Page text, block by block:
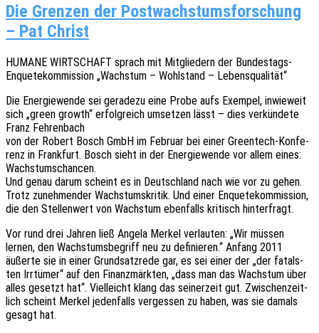
Die Grenzen der Postwachstumsforschung
– Pat Christ
HUMANE WIRTSCHAFT sprach mit Mitglie­dern der Bundes­tags-
Enquete­kom­mis­si­on „Wachs­tum – Wohl­stand – Lebensqualität“
Die Ener­gie­wen­de sei gera­de­zu eine Probe aufs Exem­pel, inwie­weit
sich „green growth“ erfolg­reich umset­zen lässt – dies verkün­de­te
Franz Fehrenbach
von der Robert Bosch GmbH im Febru­ar bei einer Green­tech-Konfe­
renz in Frank­furt. Bosch sieht in der Ener­gie­wen­de vor allem eines:
Wachstumschancen.
Und genau darum scheint es in Deutsch­land nach wie vor zu gehen.
Trotz zuneh­men­der Wachs­tums­kri­tik. Und einer Enquete­kom­mis­si­on,
die den Stel­len­wert von Wachs­tum eben­falls kritisch hinterfragt.
Vor rund drei Jahren ließ Angela Merkel verlau­ten: „Wir müssen
lernen, den Wachs­tums­be­griff neu zu defi­nie­ren.“ Anfang 2011
äußer­te sie in einer Grund­satz­re­de gar, es sei einer der „der fatals­
ten Irrtü­mer“ auf den Finanz­märk­ten, „dass man das Wachs­tum über
alles gesetzt hat“. Viel­leicht klang das seiner­zeit gut. Zwischen­zeit­
lich scheint Merkel jeden­falls verges­sen zu haben, was sie damals
gesagt hat.